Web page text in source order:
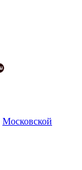
Московской